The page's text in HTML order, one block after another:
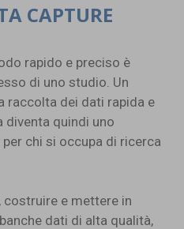
CAPTURE
rapido e preciso è
di uno studio. Un
raccolta dei dati rapida e
quindi uno
chi si occupa di ricerca
e mettere in
dati di alta qualità,